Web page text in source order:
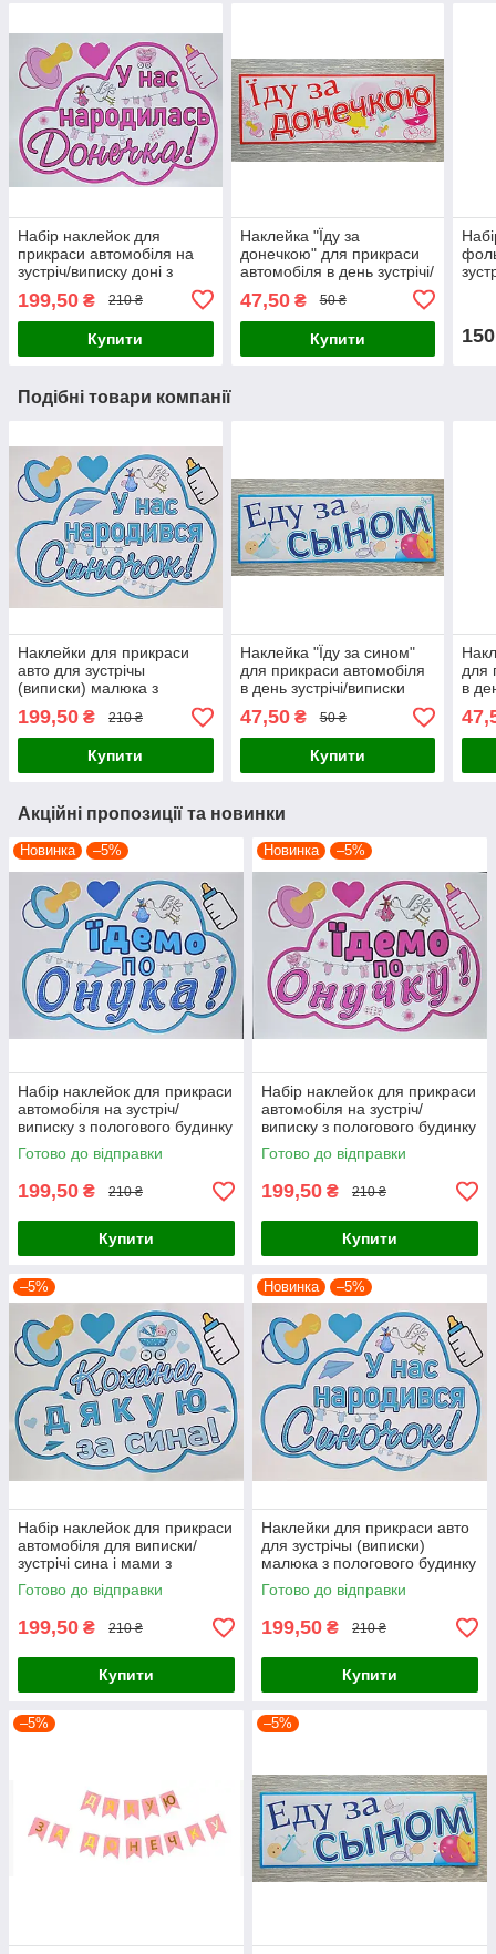
Набір наклейок для
прикраси автомобіля на
зустріч/виписку доні з
пологового будинку "У нас
народилася донечка"
199,50 ₴ 210 ₴
Купити
Наклейка "Їду за
донечкою" для прикраси
автомобіля в день зустрічі/
пологового будинку
47,50₴ 50 ₴
Купити 150
Подібні товари компанії
Наклейки для прикраси
авто для зустрічы
(виписки) малюка з
пологового будинку "У нас
народився синочок"
199,50 ₴ 210 ₴
Купити
Наклейка "Їду за сином"
для прикраси автомобіля
в день зустрічі/виписки
малюка-синочка з
пологового будинку
47,50₴ 50 ₴
Купити
для
в
Акційні пропозиції та новинки
Новинка –5%
Набір наклейок для прикраси
автомобіля на зустріч/
виписку з пологового будинку
"Їдемо по онука"
Готово до відправки
199,50 ₴ 210 ₴
Купити
Новинка –5%
Набір наклейок для прикраси
автомобіля на зустріч/
виписку з пологового будинку
"Їдемо по онучку"
Готово до відправки
199,50 ₴ 210 ₴
Купити
–5%
Набір наклейок для прикраси
автомобіля для виписки/
зустрічі сина і мами з
пологового будинку
"Кохана,дякую за сина"
Готово до відправки
199,50 ₴ 210 ₴
Купити
Новинка –5%
Наклейки для прикраси авто
для зустрічы (виписки)
малюка з пологового будинку
"У нас народився синочок"
Готово до відправки
199,50 ₴ 210 ₴
Купити
–5% –5%